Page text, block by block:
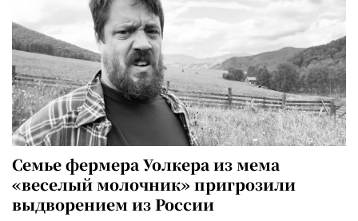
Семье фермера Уолкера из мема
«веселый молочник» пригрозили
выдворением из России